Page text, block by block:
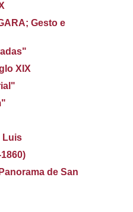
Gesto e
XIX
Luis
de San